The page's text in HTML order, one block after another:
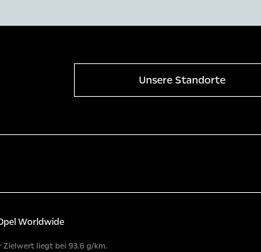
Unsere Standorte
Worldwide
Zielwert liegt bei 93.6 g/km.